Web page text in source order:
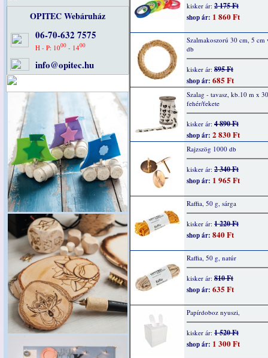
OPITEC Webáruház
06-70-632 7575
H - P: 1000- 1400
info@opitec.hu
kisker ár: 2 175 Ft
shop ár: 1 860 Ft
Szalmakoszorú 30 cm, 5 cm
db
kisker ár: 895 Ft
shop ár: 685 Ft
Szalag - tavasz, kb.10 m x
fehér/fekete
kisker ár: 4 890 Ft
shop ár: 2 830 Ft
Rajzszög 1000 db
kisker ár: 2 340 Ft
shop ár: 1 965 Ft
Raffia, 50 g, sárga
kisker ár: 1 220 Ft
shop ár: 840 Ft
Raffia, 50 g, natúr
kisker ár: 810 Ft
shop ár: 635 Ft
Papírdoboz nyuszi,
kisker ár: 1 520 Ft
shop ár: 1 300 Ft